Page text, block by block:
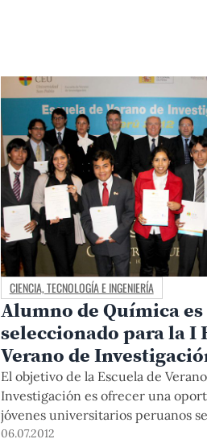
CIENCIA, TECNOLOGÍA E INGENIERÍA
Alumno de Química es
seleccionado para la I
Verano de
Universidad CEU de
Madrid
El objetivo de la Escuela de
Investigación es ofrecer una
jóvenes universitarios peruanos
para que se inicien o profundicen
06.07.2012